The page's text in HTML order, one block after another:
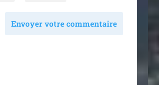
Envoyer votre commentaire